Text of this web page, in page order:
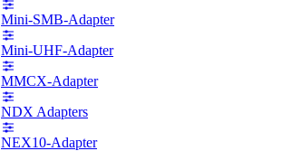
Mini-SMB-Adapter
Mini-UHF-Adapter
MMCX-Adapter
NDX Adapters
NEX10-Adapter